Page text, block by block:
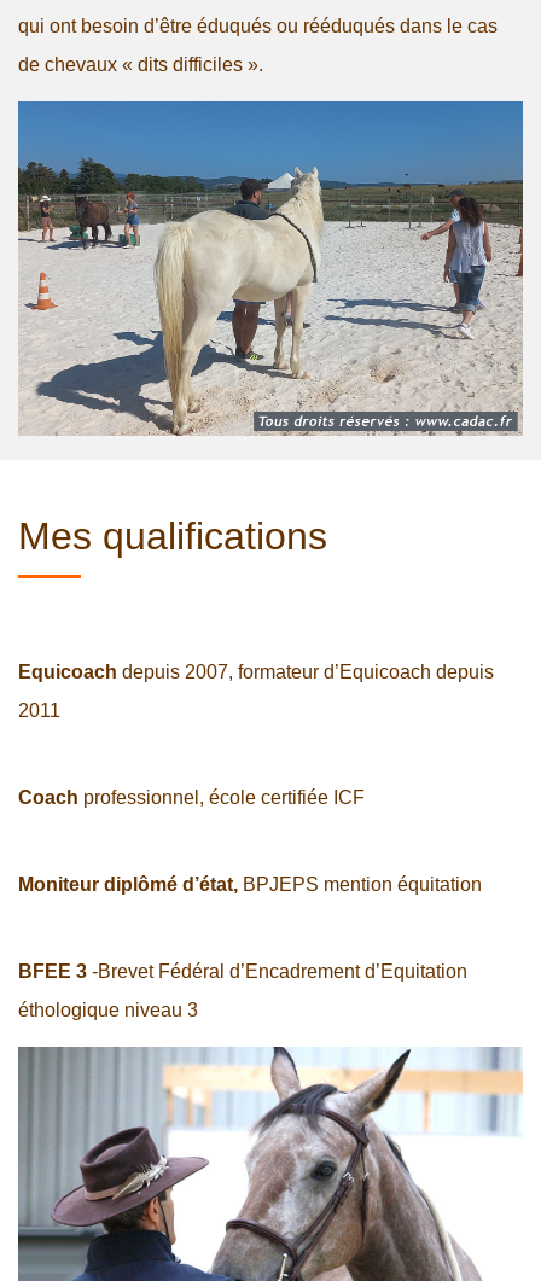
qui ont besoin d’être éduqués ou rééduqués dans le cas
de chevaux « dits difficiles ».
Mes qualifications
Equicoach depuis 2007, formateur d’Equicoach depuis
2011
Coach professionnel, école certifiée ICF
Moniteur diplômé d’état, BPJEPS mention équitation
BFEE 3 -Brevet Fédéral d’Encadrement d’Equitation
éthologique niveau 3